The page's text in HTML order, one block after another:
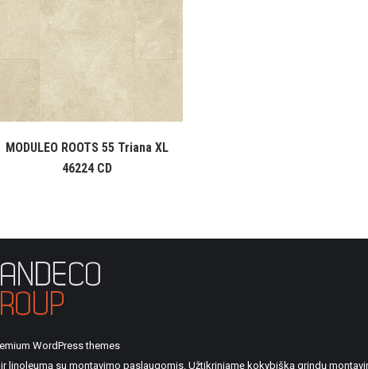
MODULEO ROOTS 55 Triana XL
46224 CD
WordPress themes
linoleumą su montavimo paslaugomis. Užtikriniamę kokybišką grindų